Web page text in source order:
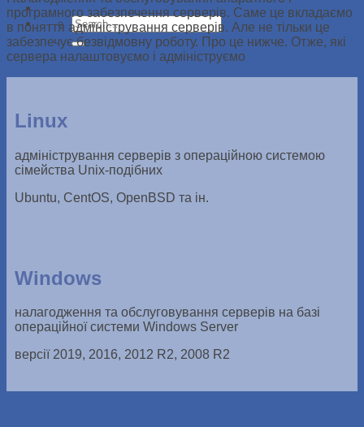
програмного забезпечення серверів. Саме це вкладаємо
в поняття адміністрування серверів. Але не тільки це
забезпечує безвідмовну роботу. Про це нижче. Отже, які
сервера налаштовуємо і адмініструємо
Linux
адміністрування серверів з операційною системою
сімейства Unix-подібних
Ubuntu, CentOS, OpenBSD та ін.
Windows
налагодження та обслуговування серверів на базі
операційної системи Windows Server
версії 2019, 2016, 2012 R2, 2008 R2